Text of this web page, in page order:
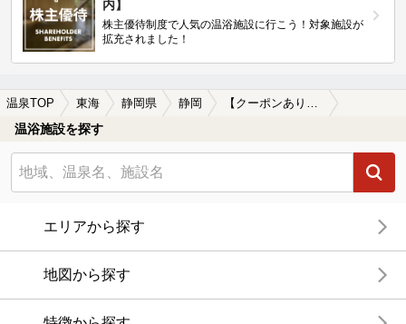
内】
株主優待制度で人気の温浴施設に行こう！対象施設が
拡充されました！
温泉TOP 東海 静岡県 静岡 【クーポンあり】糖尿病に効能がある静岡の温泉、日帰り温泉、スーパー銭湯おすすめ
温浴施設を探す
エリアから探す
地図から探す